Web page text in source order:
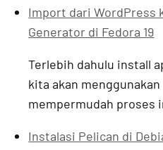
Import dari WordPress
Generator di Fedora 19
Terlebih dahulu install
kita akan
mempermudah proses
Instalasi Pelican di